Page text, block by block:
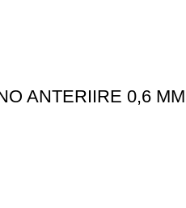
ANTERIIRE 0,6